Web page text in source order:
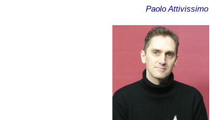
Paolo Attivissimo